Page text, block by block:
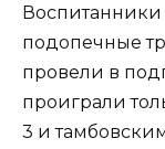
Воспитанники
подопечные
провели в
проиграли
3 и